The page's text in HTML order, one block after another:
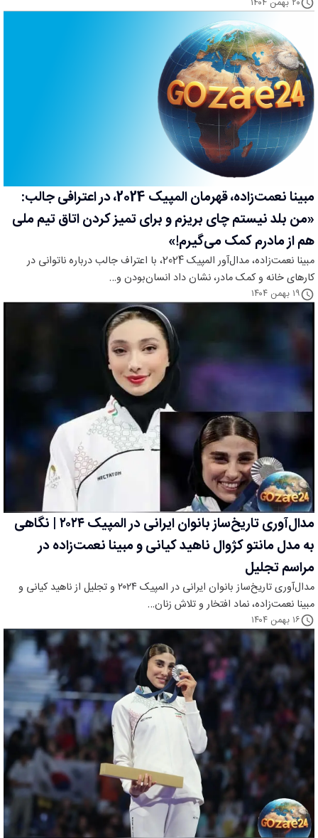
۲۰ بهمن ۱۴۰۴
مبینا نعمت‌زاده، قهرمان المپیک 2024، در اعترافی جالب:
«من بلد نیستم چای بریزم و برای تمیز کردن اتاق تیم ملی
هم از مادرم کمک می‌گیرم!»
مبینا نعمت‌زاده، مدال‌آور المپیک 2024، با اعتراف جالب درباره ناتوانی در
کارهای خانه و کمک مادر، نشان داد انسان‌بودن و…
۱۹ بهمن ۱۴۰۴
مدال‌آوری تاریخ‌ساز بانوان ایرانی در المپیک ۲۰۲۴ | نگاهی
به مدل مانتو کژوال ناهید کیانی و مبینا نعمت‌زاده در
مراسم تجلیل
مدال‌آوری تاریخ‌ساز بانوان ایرانی در المپیک ۲۰۲۴ و تجلیل از ناهید کیانی و
مبینا نعمت‌زاده، نماد افتخار و تلاش زنان…
۱۶ بهمن ۱۴۰۴